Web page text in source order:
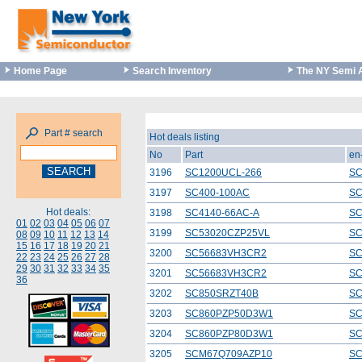
Home Page Search Inventory The NY Semi
Part # search
Hot deals:
01 02 03 04 05 06 07
08 09 10 11 12 13 14
15 16 17 18 19 20 21
22 23 24 25 26 27 28
29 30 31 32 33 34 35
36
Hot deals listing
No
Part
3196
SC1200UCL-266
3197
SC400-100AC
3198
SC4140-66AC-A
3199
SC53020CZP25VL
3200
SC56683VH3CR2
3201
SC56683VH3CR2
3202
SC850SRZT40B
3203
SC860PZP50D3W1
3204
SC860PZP80D3W1
3205
SCM67Q709AZP10